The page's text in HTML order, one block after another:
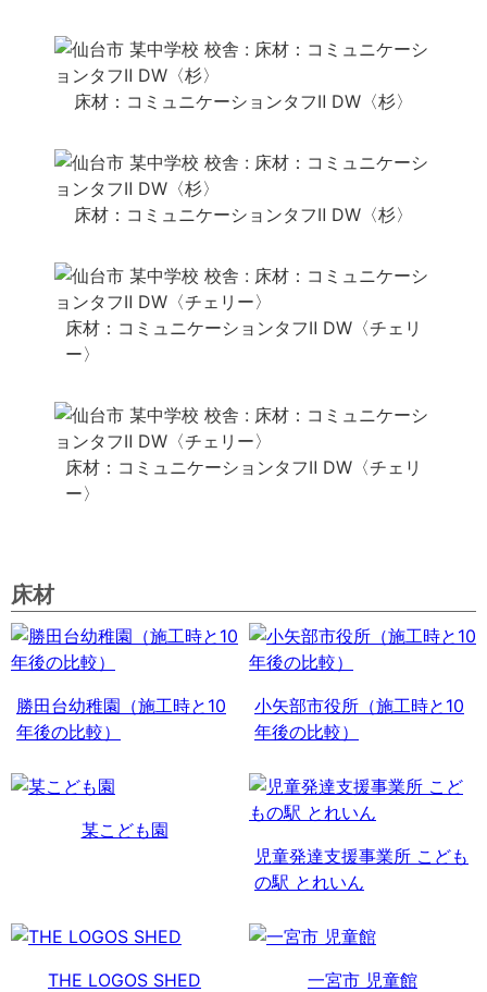
床材：コミュニケーションタフⅡ DW〈杉〉
床材：コミュニケーションタフⅡ DW〈杉〉
床材：コミュニケーションタフⅡ DW〈チェリ
ー〉
床材：コミュニケーションタフⅡ DW〈チェリ
ー〉
床材
勝田台幼稚園（施工時と10
年後の比較）
小矢部市役所（施工時と10
年後の比較）
某こども園
児童発達支援事業所 こども
の駅 とれいん
THE LOGOS SHED 一宮市 児童館